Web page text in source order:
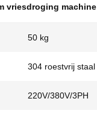
vriesdroging machine
50 kg
304 roestvrij staal
220V/380V/3PH